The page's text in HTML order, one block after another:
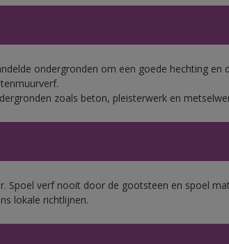
ondergronden om een goede hechting en
zoals beton, pleisterwerk en
Spoel verf nooit door de gootsteen en spoel
lokale richtlijnen.